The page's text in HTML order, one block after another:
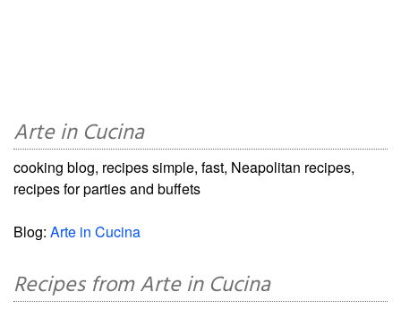
Arte in Cucina
cooking blog, recipes simple, fast, Neapolitan recipes,
recipes for parties and buffets
Blog: Arte in Cucina
Recipes from Arte in Cucina